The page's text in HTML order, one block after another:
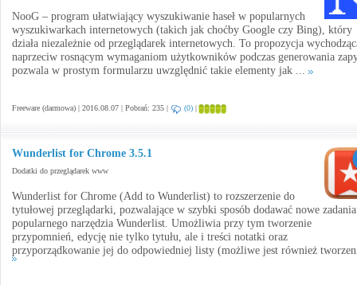
NooG – program ułatwiający wyszukiwanie haseł w popularnych
wyszukiwarkach internetowych (takich jak choćby Google czy Bing), który
działa niezależnie od przeglądarek internetowych. To propozycja
naprzeciw rosnącym wymaganiom użytkowników podczas generowania
pozwala w prostym formularzu uwzględnić takie elementy jak ...
Freeware (darmowa) | 2016.08.07 | Pobrań: 235 | (0) |
Wunderlist for Chrome 3.5.1
Dodatki do przeglądarek www
Wunderlist for Chrome (Add to Wunderlist) to rozszerzenie do
tytułowej przeglądarki, pozwalające w szybki sposób dodawać nowe
popularnego narzędzia Wunderlist. Umożliwia przy tym tworzenie
przypomnień, edycję nie tylko tytułu, ale i treści notatki oraz
przyporządkowanie jej do odpowiedniej listy (możliwe jest również